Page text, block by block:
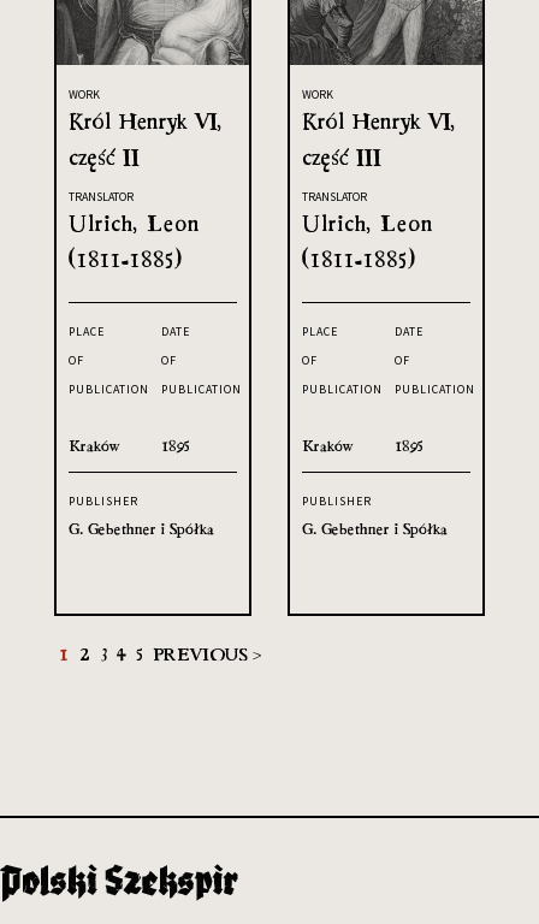
WORK
Król Henryk VI,
część II
TRANSLATOR
Ulrich, Leon
(1811-1885)
PLACE
OF
PUBLICATION
Kraków
DATE
OF
PUBLICATION
1895
PUBLISHER
G. Gebethner i Spółka
WORK
Król Henryk VI,
część III
TRANSLATOR
Ulrich, Leon
(1811-1885)
PLACE
OF
PUBLICATION
Kraków
DATE
OF
PUBLICATION
1895
PUBLISHER
G. Gebethner i Spółka
1 2 3 4 5 PREVIOUS >